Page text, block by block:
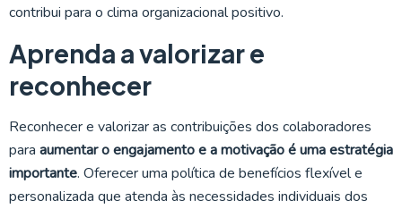
contribui para o clima organizacional positivo.
Aprenda a valorizar e
reconhecer
Reconhecer e valorizar as contribuições dos colaboradores
para aumentar o engajamento e a motivação é uma estratégia
importante. Oferecer uma política de benefícios flexível e
personalizada que atenda às necessidades individuais dos